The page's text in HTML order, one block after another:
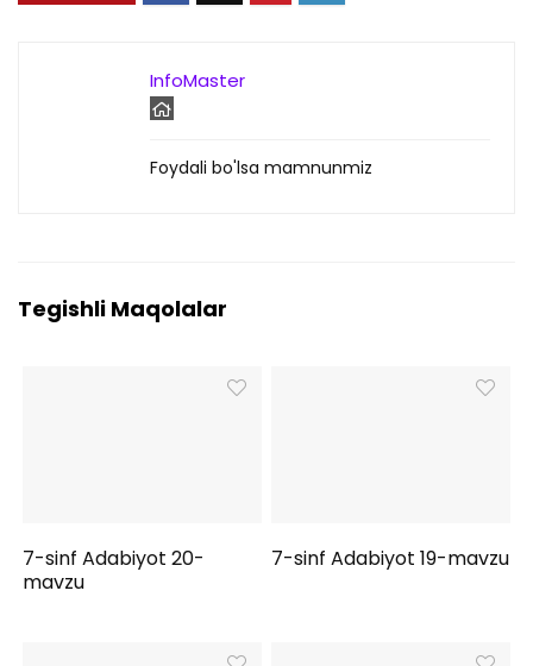
InfoMaster
Foydali bo'lsa mamnunmiz
Tegishli Maqolalar
7-sinf Adabiyot 20-
mavzu
7-sinf Adabiyot 19-mavzu